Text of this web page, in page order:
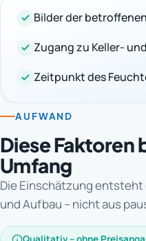
Bilder der
Zugang zu Keller-
Zeitpunkt des
AUFWAND
Diese Faktoren
Umfang
Die Einschätzung
und Aufbau – nicht aus